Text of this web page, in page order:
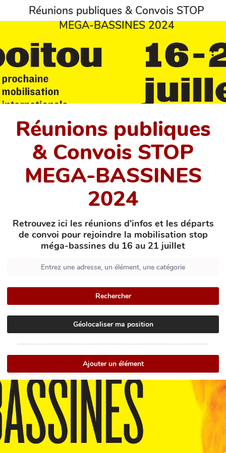
Réunions publiques & Convois STOP
MEGA-BASSINES 2024
Réunions publiques
& Convois STOP
MEGA-BASSINES
2024
Retrouvez ici les réunions d'infos et les départs
de convoi pour rejoindre la mobilisation stop
méga-bassines du 16 au 21 juillet
Rechercher
Géolocaliser ma position
Ajouter un élément